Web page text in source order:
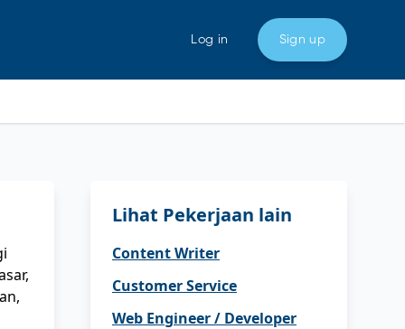
Log in Sign up
Lihat Pekerjaan lain
Content Writer
Customer Service
Web Engineer / Developer